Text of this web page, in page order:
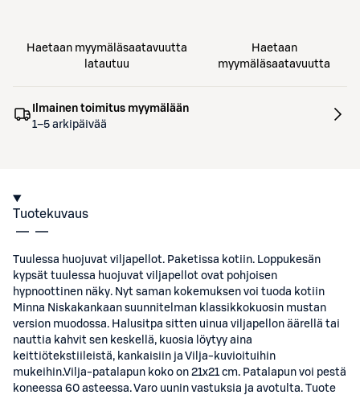
Haetaan myymäläsaatavuutta
latautuu
Haetaan
myymäläsaatavuutta
Ilmainen toimitus myymälään
1–5 arkipäivää
Tuotekuvaus
Tuulessa huojuvat viljapellot. Paketissa kotiin. Loppukesän
kypsät tuulessa huojuvat viljapellot ovat pohjoisen
hypnoottinen näky. Nyt saman kokemuksen voi tuoda kotiin
Minna Niskakankaan suunnitelman klassikkokuosin mustan
version muodossa. Halusitpa sitten uinua viljapellon äärellä tai
nauttia kahvit sen keskellä, kuosia löytyy aina
keittiötekstiileistä, kankaisiin ja Vilja-kuvioituihin
mukeihin.Vilja-patalapun koko on 21x21 cm. Patalapun voi pestä
koneessa 60 asteessa. Varo uunin vastuksia ja avotulta. Tuote